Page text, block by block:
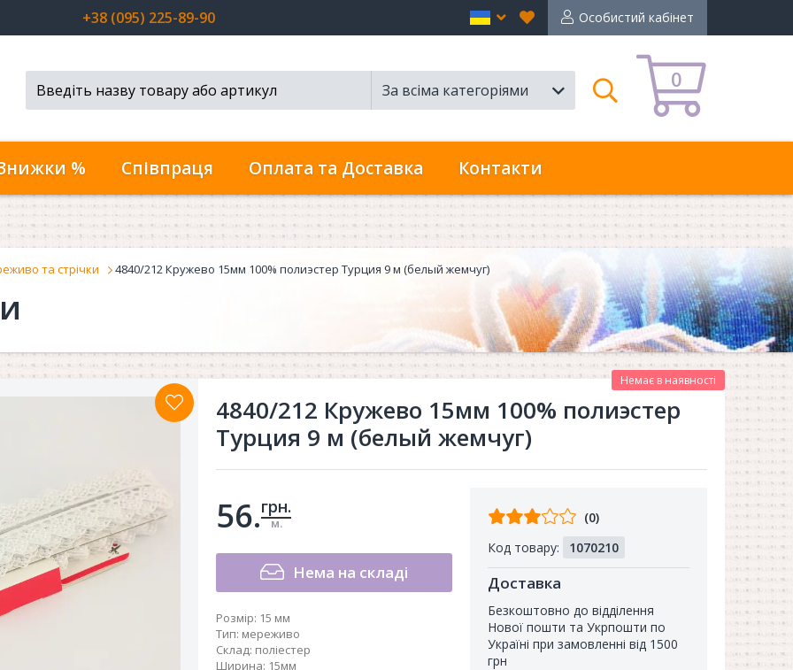
+38 (095) 225-89-90 Особистий кабінет
Вибране
en
0
За всіма категоріями
Пошук
% Співпраця Оплата та Доставка Контакти
та стрічки 4840/212 Кружево 15мм 100% полиэстер Турция 9 м (белый жемчуг)
4840/212 Кружево 15мм 100% полиэстер
Турция 9 м (белый жемчуг)
Немає в наявності
56.грн.
м.
Нема на складі
Розмір: 15 мм
Тип: мереживо
Склад: поліестер
Ширина: 15мм
Відгуків
покупців
(0)
Код товару:
1070210
Доставка
Безкоштовно до відділення
Нової пошти та Укрпошти по
Україні при замовленні від 1500
грн